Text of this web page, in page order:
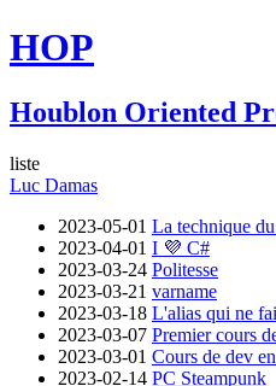
HOP
Houblon Oriented
liste
Luc Damas
2023-05-01 La technique
2023-04-01 I 💜 C#
2023-03-24 Politesse
2023-03-21 varname
2023-03-18 L'alias qui ne
2023-03-07 Premier cours
2023-03-01 Cours de dev
2023-02-14 PC Steampunk